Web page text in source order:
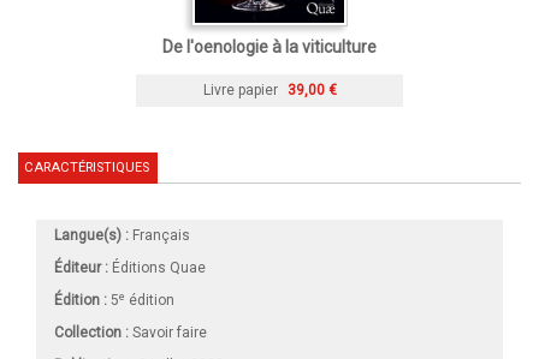
De l'oenologie à la viticulture
Livre papier 39,00 €
CARACTÉRISTIQUES
Langue(s) : Français
Éditeur : Éditions Quae
Édition : 5e édition
Collection : Savoir faire